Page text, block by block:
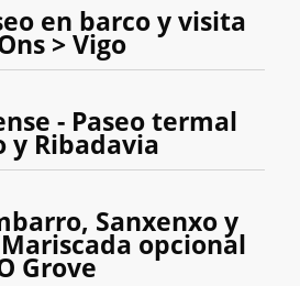
en barco y visita
> Vigo
- Paseo termal
y Ribadavia
Sanxenxo y
opcional
Grove